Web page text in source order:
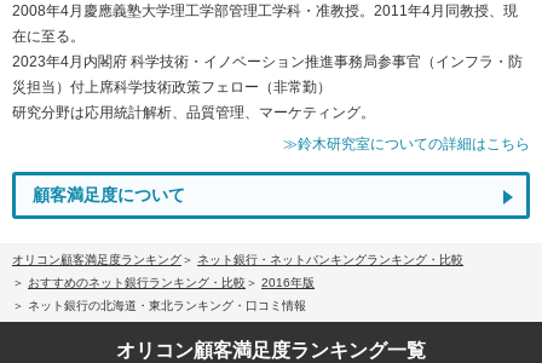
2008年4月慶應義塾大学理工学部管理工学科・准教授。2011年4月同教授、現
在に至る。
2023年4月内閣府 科学技術・イノベーション推進事務局参事官（インフラ・防
災担当）付上席科学技術政策フェロー（非常勤）
研究分野は応用統計解析、品質管理、マーケティング。
≫鈴木研究室についての詳細はこちら
顧客満足度について
オリコン顧客満足度ランキング
ネット銀行・ネットバンキングランキング・比較
おすすめのネット銀行ランキング・比較
2016年版
ネット銀行の北海道・東北ランキング・口コミ情報
オリコン顧客満足度ランキング一覧